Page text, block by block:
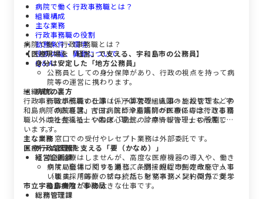
病院で働く行政事務職とは？
組織構成
主な業務
行政事務職の役割
勤務条件・環境
役割の幅、異動について
Q＆A
病院で働く行政事務職とは？
【医療現場を「経営」で支える、宇和島市の公務員】
身分は安定した「地方公務員」
公務員としての身分保障があり、行政の視点を持って病
院等の運営に携わります。
病院の裏方
行政事務職の仕事は、予算管理・人事・施設管理などの
「病院経営」です。医師や看護師が医療に専念できる環
境を整える、いわば「病院のマネージャー」の役割で
す。
※窓口での受付やレセプト業務は外部委託です。
チーム医療を支える「要（かなめ）」
直接治療はしませんが、高度な医療機器の導入や、働き
やすい職場づくりを通じて、間接的に市民の命を守って
います。「医療のプロ」たちをマネジメントの力で支え
る、やりがいの大きな仕事です。
組織構成
行政事務職が所属する課（係）は次の組織図のとおりです。宇
和島病院の医事課、吉田病院と津島病院の医事係には行政事務
職以外に社会福祉士や臨床心理士、診療情報管理士も所属して
います。
主な業務
医療行政管理部
経営企画課
病院局全体に関する業務。条例・規程の制定改廃、人事
（職員採用等）、給与統括、財務事務、契約関係、奨学
金事業など
市立宇和島病院 事務局
総務管理課